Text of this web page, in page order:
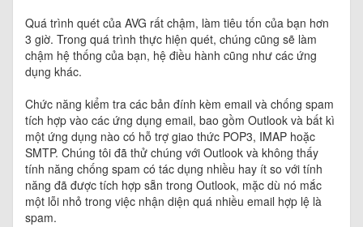
Quá trình quét của AVG rất chậm, làm tiêu tốn của bạn hơn
3 giờ. Trong quá trình thực hiện quét, chúng cũng sẽ làm
chậm hệ thống của bạn, hệ điều hành cũng như các ứng
dụng khác.
Chức năng kiểm tra các bản đính kèm email và chống spam
tích hợp vào các ứng dụng email, bao gồm Outlook và bất kì
một ứng dụng nào có hỗ trợ giao thức POP3, IMAP hoặc
SMTP. Chúng tôi đã thử chúng với Outlook và không thấy
tính năng chống spam có tác dụng nhiều hay ít so với tính
năng đã được tích hợp sẵn trong Outlook, mặc dù nó mắc
một lỗi nhỏ trong việc nhận diện quá nhiều email hợp lệ là
spam.